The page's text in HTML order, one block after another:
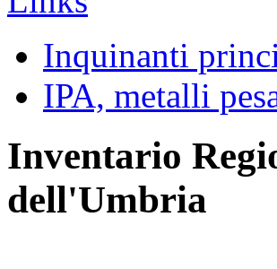
Inquinanti
IPA, metalli
Inventario
dell'Umbria